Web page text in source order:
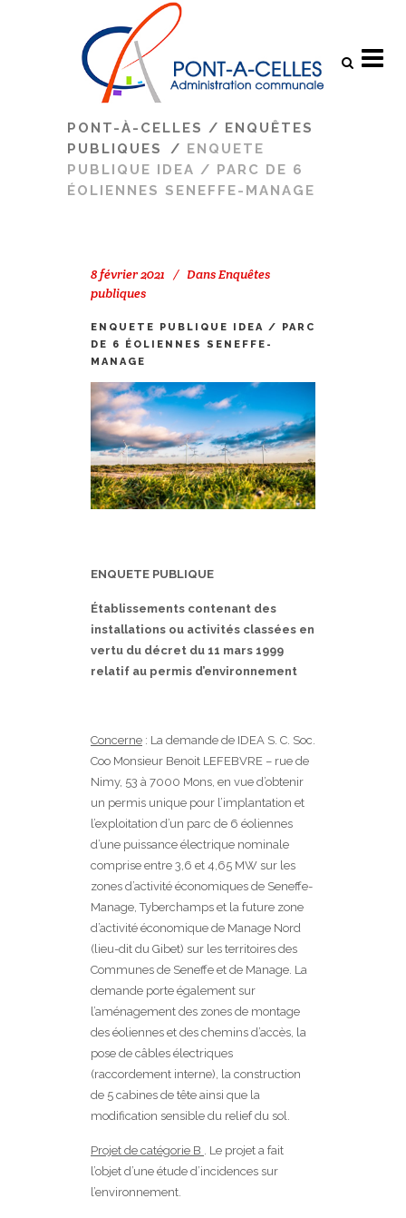
PONT-À-CELLES / ENQUÊTES
PUBLIQUES
/ ENQUETE
PUBLIQUE IDEA / PARC DE 6
ÉOLIENNES SENEFFE-MANAGE
8 février 2021 DansEnquêtes
publiques
ENQUETE PUBLIQUE IDEA / PARC
DE 6 ÉOLIENNES SENEFFE-
MANAGE
ENQUETE PUBLIQUE
Établissements contenant des
installations ou activités classées en
vertu du décret du 11 mars 1999
relatif au permis d’environnement
Concerne : La demande de IDEA S. C. Soc.
Coo Monsieur Benoit LEFEBVRE – rue de
Nimy, 53 à 7000 Mons, en vue d’obtenir
un permis unique pour l’implantation et
l’exploitation d’un parc de 6 éoliennes
d’une puissance électrique nominale
comprise entre 3,6 et 4,65 MW sur les
zones d’activité économiques de Seneffe-
Manage, Tyberchamps et la future zone
d’activité économique de Manage Nord
(lieu-dit du Gibet) sur les territoires des
Communes de Seneffe et de Manage. La
demande porte également sur
l’aménagement des zones de montage
des éoliennes et des chemins d’accès, la
pose de câbles électriques
(raccordement interne), la construction
de 5 cabines de tête ainsi que la
modification sensible du relief du sol.
Projet de catégorie B
. Le projet a fait
l’objet d’une étude d’incidences sur
l’environnement.